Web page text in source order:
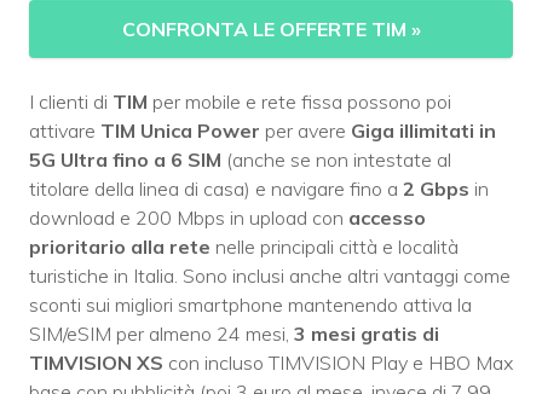
CONFRONTA LE OFFERTE TIM »
I clienti di TIM per mobile e rete fissa possono poi
attivare TIM Unica Power per avere Giga illimitati in
5G Ultra fino a 6 SIM (anche se non intestate al
titolare della linea di casa) e navigare fino a 2 Gbps in
download e 200 Mbps in upload con accesso
prioritario alla rete nelle principali città e località
turistiche in Italia. Sono inclusi anche altri vantaggi come
sconti sui migliori smartphone mantenendo attiva la
SIM/eSIM per almeno 24 mesi, 3 mesi gratis di
TIMVISION XS con incluso TIMVISION Play e HBO Max